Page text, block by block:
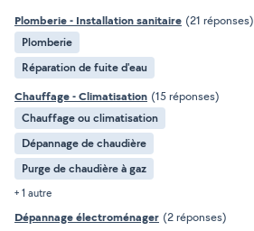
Plomberie - Installation sanitaire (21 réponses)
Plomberie
Réparation de fuite d'eau
Chauffage - Climatisation (15 réponses)
Chauffage ou climatisation
Dépannage de chaudière
Purge de chaudière à gaz
+ 1 autre
Dépannage électroménager (2 réponses)